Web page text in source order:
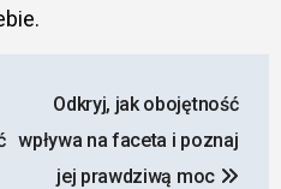
Odkryj, jak obojętność
wpływa na faceta i poznaj
jej prawdziwą moc